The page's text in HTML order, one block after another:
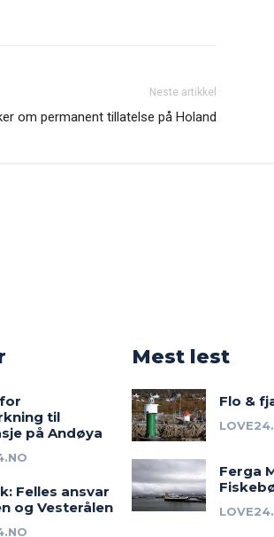
Neste artikkel
om permanent tillatelse på Holand
til
på Andøya
Felles ansvar
og Vesterålen
Mest lest
Flo &
Ferga